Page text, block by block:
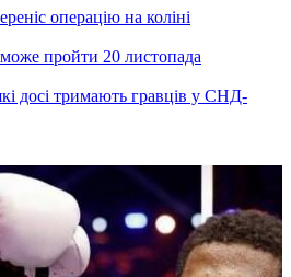
операцію на коліні
пройти 20 листопада
досі тримають гравців у СНД-